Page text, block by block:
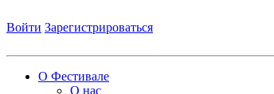
Войти Зарегистрироваться
О Фестивале
О нас